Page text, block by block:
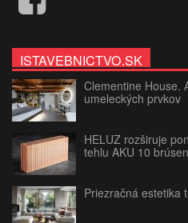
ISTAVEBNICTVO.SK
Clementine House.
umeleckých prvkov
HELUZ rozširuje
tehlu AKU 10
Priezračná estetika